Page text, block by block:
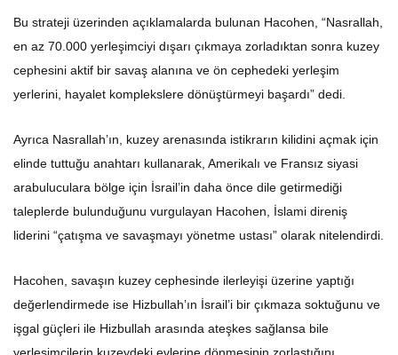
Bu strateji üzerinden açıklamalarda bulunan Hacohen, “Nasrallah,
en az 70.000 yerleşimciyi dışarı çıkmaya zorladıktan sonra kuzey
cephesini aktif bir savaş alanına ve ön cephedeki yerleşim
yerlerini, hayalet komplekslere dönüştürmeyi başardı” dedi.
Ayrıca Nasrallah’ın, kuzey arenasında istikrarın kilidini açmak için
elinde tuttuğu anahtarı kullanarak, Amerikalı ve Fransız siyasi
arabuluculara bölge için İsrail’in daha önce dile getirmediği
taleplerde bulunduğunu vurgulayan Hacohen, İslami direniş
liderini “çatışma ve savaşmayı yönetme ustası” olarak nitelendirdi.
Hacohen, savaşın kuzey cephesinde ilerleyişi üzerine yaptığı
değerlendirmede ise Hizbullah’ın İsrail’i bir çıkmaza soktuğunu ve
işgal güçleri ile Hizbullah arasında ateşkes sağlansa bile